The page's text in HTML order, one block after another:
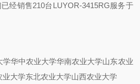
已经销售210台LUYOR-3415RG服务于
学华中农业大学华南农业大学山东农业
业大学东北农业大学山西农业大学